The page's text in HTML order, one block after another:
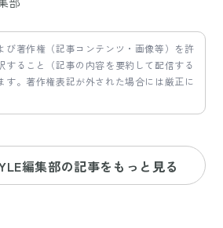
び著作権（記事コンテンツ・画像等）を許
すること（記事の内容を要約して配信する
す。著作権表記が外された場合には厳正に
編集部の記事をもっと見る